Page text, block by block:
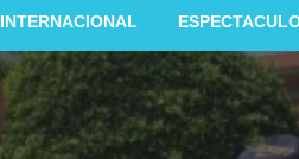
INTERNACIONAL